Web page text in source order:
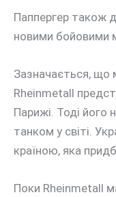
Паппергер також
новими бойовими
Зазначається, що
Rheinmetall
Парижі. Тоді його
танком у світі.
країною, яка
Поки Rheinmetall